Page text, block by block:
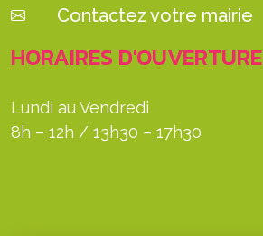
Contactez votre mairie
HORAIRES D'OUVERTURE
Lundi au Vendredi
8h – 12h / 13h30 – 17h30